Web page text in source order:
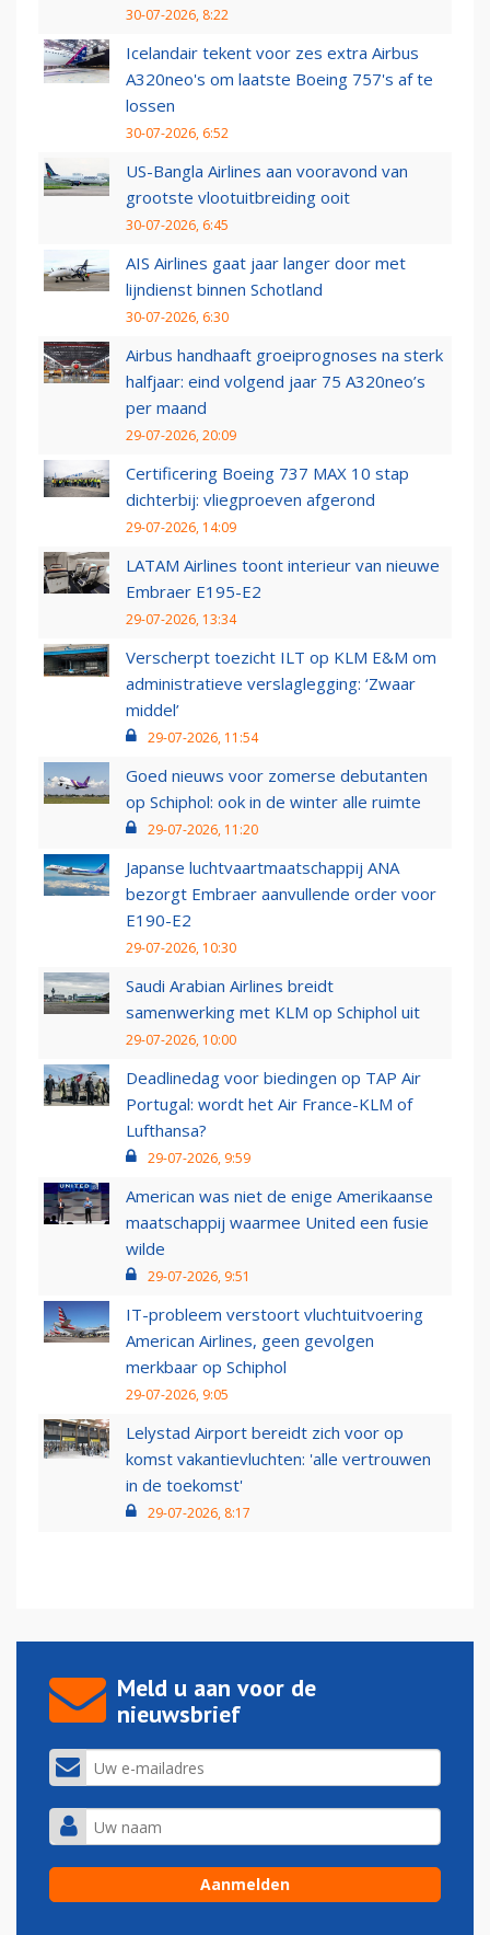
30-07-2026, 8:22
Icelandair tekent voor zes extra Airbus
A320neo's om laatste Boeing 757's af te
lossen
30-07-2026, 6:52
US-Bangla Airlines aan vooravond van
grootste vlootuitbreiding ooit
30-07-2026, 6:45
AIS Airlines gaat jaar langer door met
lijndienst binnen Schotland
30-07-2026, 6:30
Airbus handhaaft groeiprognoses na sterk
halfjaar: eind volgend jaar 75 A320neo’s
per maand
29-07-2026, 20:09
Certificering Boeing 737 MAX 10 stap
dichterbij: vliegproeven afgerond
29-07-2026, 14:09
LATAM Airlines toont interieur van nieuwe
Embraer E195-E2
29-07-2026, 13:34
Verscherpt toezicht ILT op KLM E&M om
administratieve verslaglegging: ‘Zwaar
middel’
29-07-2026, 11:54
Goed nieuws voor zomerse debutanten
op Schiphol: ook in de winter alle ruimte
29-07-2026, 11:20
Japanse luchtvaartmaatschappij ANA
bezorgt Embraer aanvullende order voor
E190-E2
29-07-2026, 10:30
Saudi Arabian Airlines breidt
samenwerking met KLM op Schiphol uit
29-07-2026, 10:00
Deadlinedag voor biedingen op TAP Air
Portugal: wordt het Air France-KLM of
Lufthansa?
29-07-2026, 9:59
American was niet de enige Amerikaanse
maatschappij waarmee United een fusie
wilde
29-07-2026, 9:51
IT-probleem verstoort vluchtuitvoering
American Airlines, geen gevolgen
merkbaar op Schiphol
29-07-2026, 9:05
Lelystad Airport bereidt zich voor op
komst vakantievluchten: 'alle vertrouwen
in de toekomst'
29-07-2026, 8:17
Meld u aan voor de
nieuwsbrief